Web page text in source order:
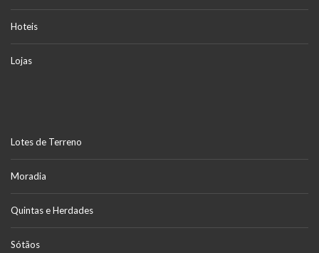
Hoteis
Lojas
Lotes de Terreno
Moradia
Quintas e Herdades
Sótãos